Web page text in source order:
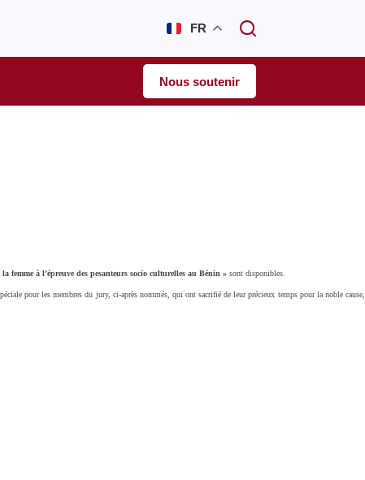
FR
Nous soutenir
femme à l’épreuve des pesanteurs socio culturelles au Bénin » sont disponibles.
pour les membres du jury, ci-après nommés, qui ont sacrifié de leur précieux temps pour la noble cause,